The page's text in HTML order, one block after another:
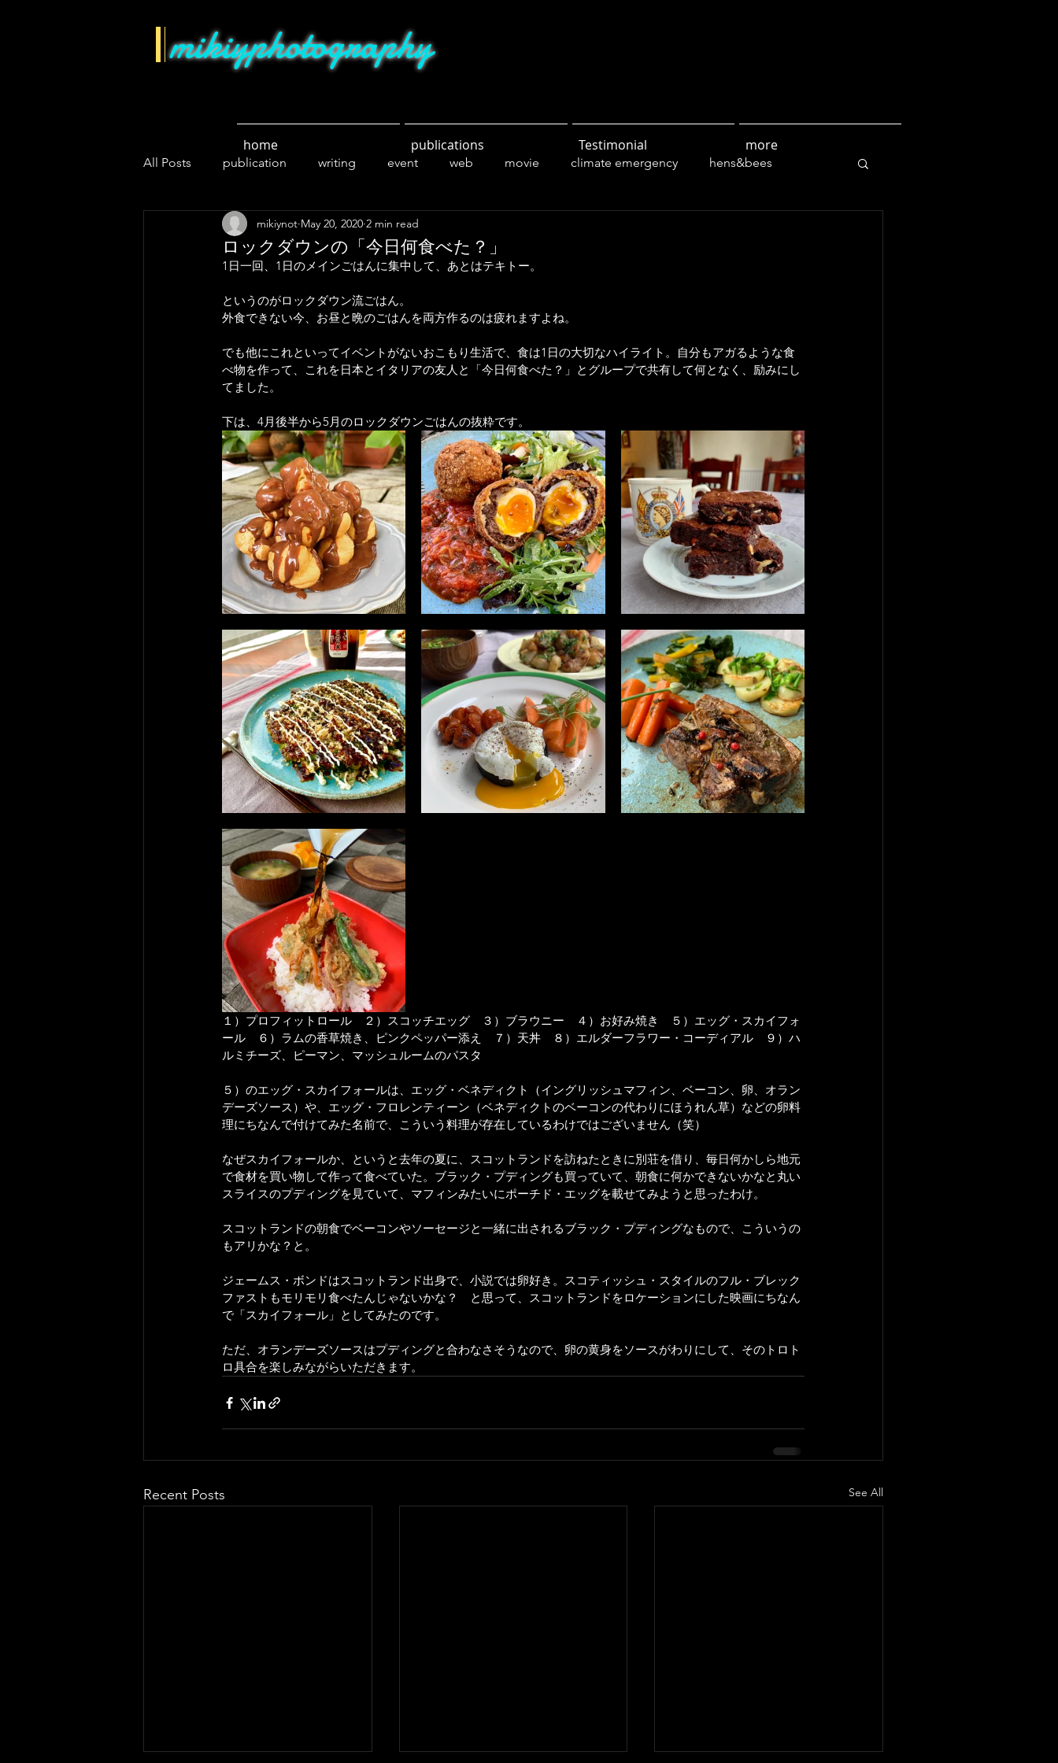
mikiyphotography
home publications Testimonial more
All Posts publication writing event web movie climate emergency hens&bees
lockdown news cycling sports
ロックダウンの「今日何食べた？」
mikiynot May 20, 2020 2 min read
1日一回、1日のメインごはんに集中して、あとはテキトー。
というのがロックダウン流ごはん。
外食できない今、お昼と晩のごはんを両方作るのは疲れますよね。
でも他にこれといってイベントがないおこもり生活で、食は1日の大切なハイライト。自分もアガるような食
べ物を作って、これを日本とイタリアの友人と「今日何食べた？」とグループで共有して何となく、励みにし
てました。
下は、4月後半から5月のロックダウンごはんの抜粋です。
１）プロフィットロール　２）スコッチエッグ　３）ブラウニー　４）お好み焼き　５）エッグ・スカイフォ
ール　６）ラムの香草焼き、ピンクペッパー添え　７）天丼　８）エルダーフラワー・コーディアル　９）ハ
ルミチーズ、ピーマン、マッシュルームのパスタ
５）のエッグ・スカイフォールは、エッグ・ベネディクト（イングリッシュマフィン、ベーコン、卵、オラン
デーズソース）や、エッグ・フロレンティーン（ベネディクトのベーコンの代わりにほうれん草）などの卵料
理にちなんで付けてみた名前で、こういう料理が存在しているわけではございません（笑）
なぜスカイフォールか、というと去年の夏に、スコットランドを訪ねたときに別荘を借り、毎日何かしら地元
で食材を買い物して作って食べていた。ブラック・プディングも買っていて、朝食に何かできないかなと丸い
スライスのプディングを見ていて、マフィンみたいにポーチド・エッグを載せてみようと思ったわけ。
スコットランドの朝食でベーコンやソーセージと一緒に出されるブラック・プディングなもので、こういうの
もアリかな？と。
ジェームス・ボンドはスコットランド出身で、小説では卵好き。スコティッシュ・スタイルのフル・ブレック
ファストもモリモリ食べたんじゃないかな？　と思って、スコットランドをロケーションにした映画にちなん
で「スカイフォール」としてみたのです。
ただ、オランデーズソースはプディングと合わなさそうなので、卵の黄身をソースがわりにして、そのトロト
ロ具合を楽しみながらいただきます。
Recent Posts See All